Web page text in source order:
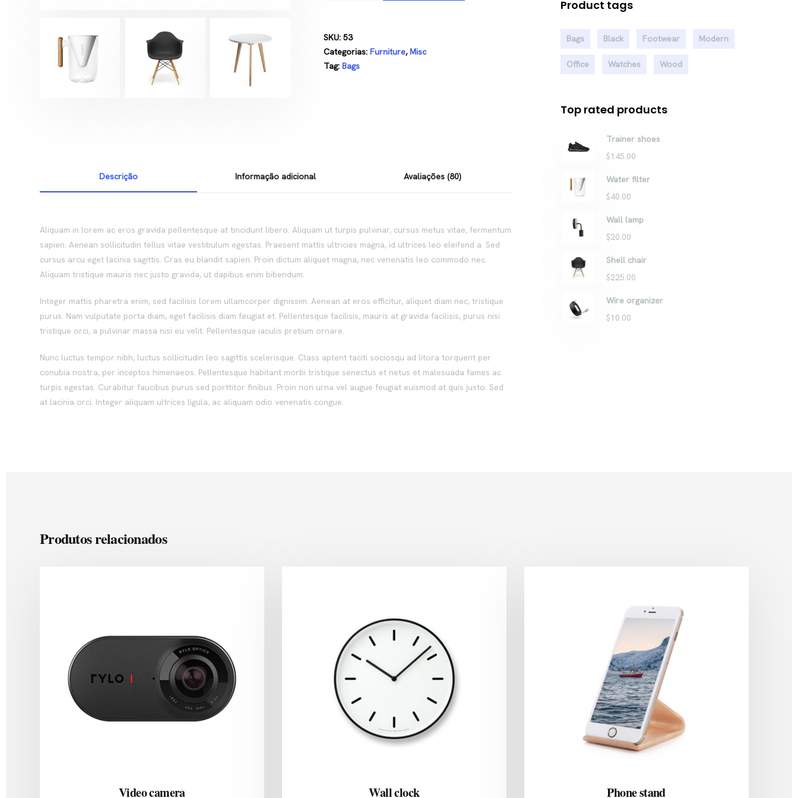
SKU: 53
Categorias: Furniture,Misc
Tag: Bags
Descrição Informação adicional Avaliações (80)
Aliquam in lorem ac eros gravida pellentesque at tincidunt libero. Aliquam ut turpis pulvinar, cursus metus vitae, fermentum
sapien. Aenean sollicitudin tellus vitae vestibulum egestas. Praesent mattis ultricies magna, id ultrices leo eleifend a. Sed
cursus arcu eget lacinia sagittis. Cras eu blandit sapien. Proin dictum aliquet magna, nec venenatis leo commodo nec.
Aliquam tristique mauris nec justo gravida, ut dapibus enim bibendum.
Integer mattis pharetra enim, sed facilisis lorem ullamcorper dignissim. Aenean at eros efficitur, aliquet diam nec, tristique
purus. Nam vulputate porta diam, eget facilisis diam feugiat et. Pellentesque facilisis, mauris at gravida facilisis, purus nisi
tristique orci, a pulvinar massa nisi eu velit. Pellentesque iaculis pretium ornare.
Nunc luctus tempor nibh, luctus sollicitudin leo sagittis scelerisque. Class aptent taciti sociosqu ad litora torquent per
conubia nostra, per inceptos himenaeos. Pellentesque habitant morbi tristique senectus et netus et malesuada fames ac
turpis egestas. Curabitur faucibus purus sed porttitor finibus. Proin non urna vel augue feugiat euismod at quis justo. Sed
at lacinia orci. Integer aliquam ultrices ligula, ac aliquam odio venenatis congue.
Product tags
Bags Black Footwear Modern
Office Watches Wood
Top rated products
Trainer shoes
$145.00
Water filter
$40.00
Wall lamp
$20.00
Shell chair
$225.00
Wire organizer
$10.00
Produtos relacionados
Video camera Wall clock Phone stand